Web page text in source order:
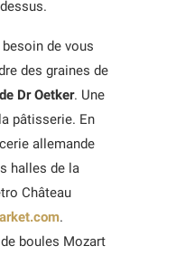
de vous
des graines de
Dr Oetker. Une
pâtisserie. En
allemande
halles de la
Château
.
boules Mozart